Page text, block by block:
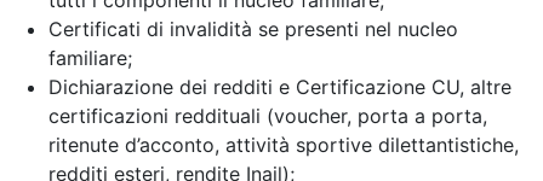
Certificati di invalidità se presenti nel nucleo
familiare;
Dichiarazione dei redditi e Certificazione CU, altre
certificazioni reddituali (voucher, porta a porta,
ritenute d’acconto, attività sportive dilettantistiche,
redditi esteri, rendite Inail);